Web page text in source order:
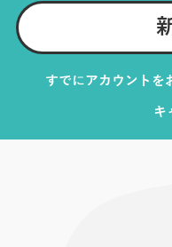
すでにアカウントを
キ